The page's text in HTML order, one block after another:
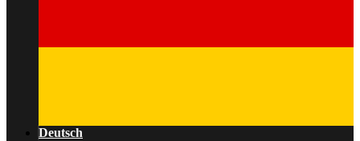
Deutsch